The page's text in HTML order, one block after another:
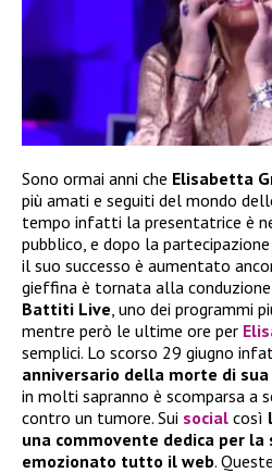
Sono ormai anni che Elisabetta
più amati e seguiti del mondo
tempo infatti la presentatrice è
pubblico, e dopo la
il suo successo è aumentato
gieffina è tornata alla
Battiti Live , uno dei programmi
mentre però le ultime ore per
semplici. Lo scorso 29 giugno
anniversario della morte di
in molti sapranno è scomparsa a
contro un tumore. Sui social così
una commovente dedica per la
emozionato tutto il web.